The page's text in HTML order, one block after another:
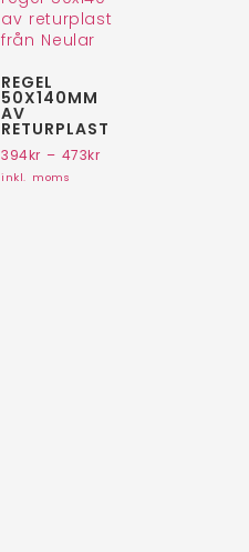
REGEL
50X140MM
AV
RETURPLAST
394kr – 473kr
inkl. moms